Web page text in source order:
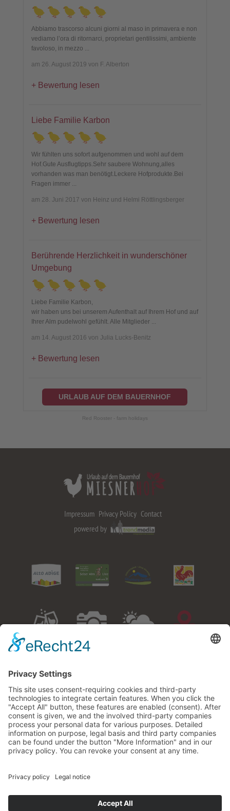
Abbiamo trascorso alcuni giorni al maso in primavera e non
vediamo l’ora di ritornarci, proprietari gentilissimi, ambiente
favoloso, in mezzo ...
am 26. August 2019 von F. Alberton
Bewertung lesen
Liebe Familie Karbon
Wir fühlten uns sofort aufgenommen und wohl auf dem
Hof.Gute Ausflugtipps.Sehr saubere Wohnung,alles
vorhanden was man benötigt.Leckere Hofprodukte.Bei
Fragen immer ...
am 28. Juni 2017 von Heinz und Helmi Röttlingsberger
Bewertung lesen
Berührende Herzlichkeit in wunderschöner
Umgebung
Liebe Familie Karbon,
wir haben uns bei unserem Aufenthalt auf Ihrem Hof und auf
Ihrer Alm pudelwohl gefühlt. Alle Mitglieder ...
am 14. August 2016 von Julia Lucks-Benitz
Bewertung lesen
URLAUB AUF DEM BAUERNHOF
Red Rooster - farm holidays
Impressum Privacy Policy Contact
powered by
Events Gallery
Adresse:
Miesnerhof – Family Karbon
Via Ratzes 27
I-39040 Siusi allo Sciliar
South Tyrol/Italy
Phone:
+39 0471 706887
E-Mail:
info@miesnerhof.com
CIN:
IT021019B5MLTFIPHN